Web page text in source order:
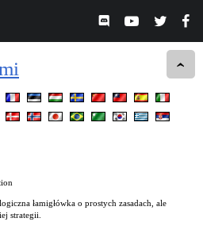
łamigłówka o prostych zasadach, ale
strategii.